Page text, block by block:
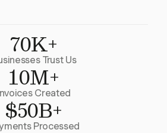
70K+
Trust Us
10M+
Invoices Created
$50B+
Processed